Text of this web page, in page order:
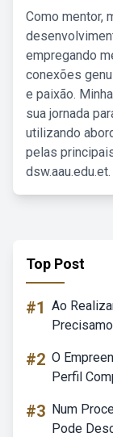
Como mentor,
empregando
conexões
e paixão.
sua jornada
utilizando
pelas
dsw.aau.edu.et.
Top Post
#1 Ao
#2 O
Perfil
#3 Num
Pode